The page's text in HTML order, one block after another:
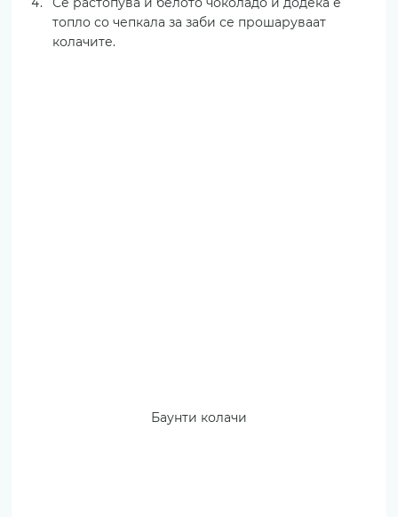
топло со чепкала за заби се прошаруваат
колачите.
Баунти колачи